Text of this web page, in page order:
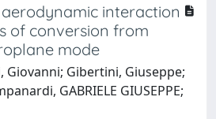
interaction
of conversion from
mode
Giovanni; Gibertini, Giuseppe;
GABRIELE GIUSEPPE;